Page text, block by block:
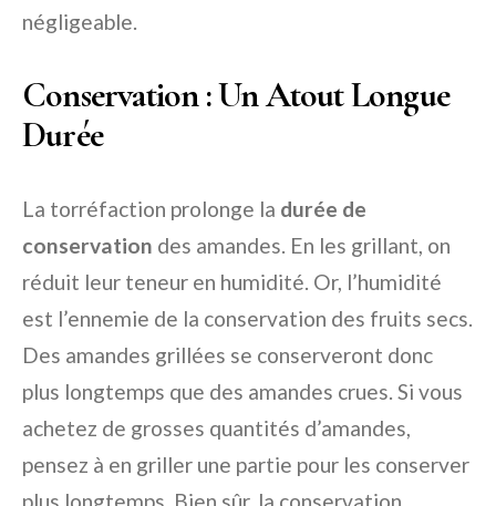
négligeable.
Conservation : Un Atout Longue
Durée
La torréfaction prolonge la durée de
conservation des amandes. En les grillant, on
réduit leur teneur en humidité. Or, l’humidité
est l’ennemie de la conservation des fruits secs.
Des amandes grillées se conserveront donc
plus longtemps que des amandes crues. Si vous
achetez de grosses quantités d’amandes,
pensez à en griller une partie pour les conserver